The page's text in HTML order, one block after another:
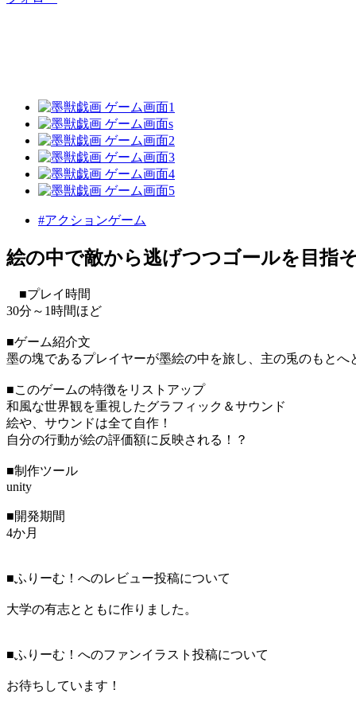
#アクションゲーム
絵の中で敵から逃げつつゴールを目指
■プレイ時間
30分～1時間ほど
■ゲーム紹介文
墨の塊であるプレイヤーが墨絵の中を旅し、主の兎のもとへ
■このゲームの特徴をリストアップ
和風な世界観を重視したグラフィック＆サウンド
絵や、サウンドは全て自作！
自分の行動が絵の評価額に反映される！？
■制作ツール
unity
■開発期間
4か月
■ふりーむ！へのレビュー投稿について
大学の有志とともに作りました。
■ふりーむ！へのファンイラスト投稿について
お待ちしています！